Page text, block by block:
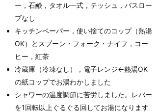
ー，石鹸，タオル一式，テッシュ，バスロー
ブなし
キッチンペーパー，使い捨てのコップ（熱湯
OK）とスプーン・フォーク・ナイフ，コー
ヒー，紅茶
冷蔵庫（冷凍なし），電子レンジ←熱湯OK
の紙コップでお湯わかしました
シャワーの温度調節に苦労しました。レバー
を1回転以上ぐるぐる回してお湯になります